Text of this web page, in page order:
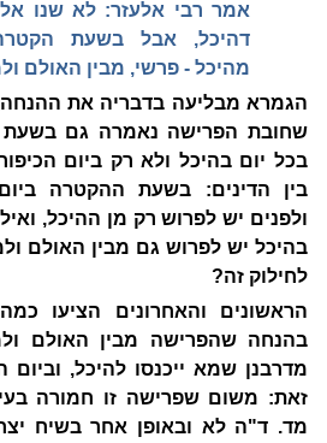
אמר רבי אלעזר: לא שנו
דהיכל, אבל בשעת
מהיכל - פרשי, מבין האולם
הגמרא מבליעה בדבריה את
שחובת הפרישה נאמרה גם
בכל יום בהיכל ולא רק ביום
בין הדינים: בשעת ההקטרה ביום
ולפנים יש לפרוש רק מן ההיכל,
בהיכל יש לפרוש גם מבין האולם
לחילוק זה?
הראשונים והאחרונים הציעו
בהנחה שהפרישה מבין האולם
מדרבנן שמא ייכנסו להיכל, וביום
זאת: משום שפרישה זו חמורה
מד. ד"ה לא ובאופן אחר בשיח